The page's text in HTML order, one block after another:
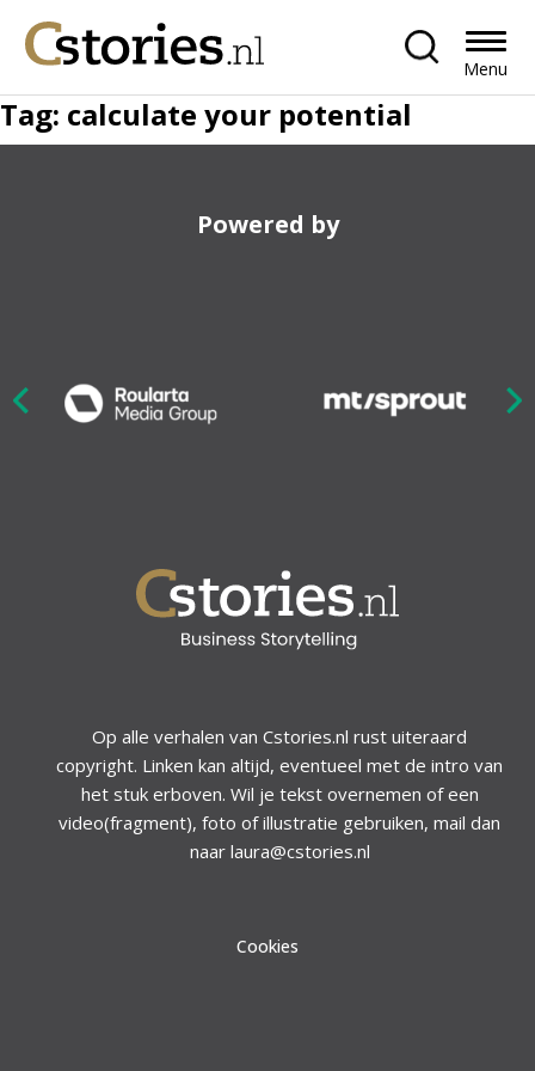
Menu
Tag: calculate your potential
Powered by
Op alle verhalen van Cstories.nl rust uiteraard
copyright. Linken kan altijd, eventueel met de intro van
het stuk erboven. Wil je tekst overnemen of een
video(fragment), foto of illustratie gebruiken, mail dan
naar laura@cstories.nl
Cookies